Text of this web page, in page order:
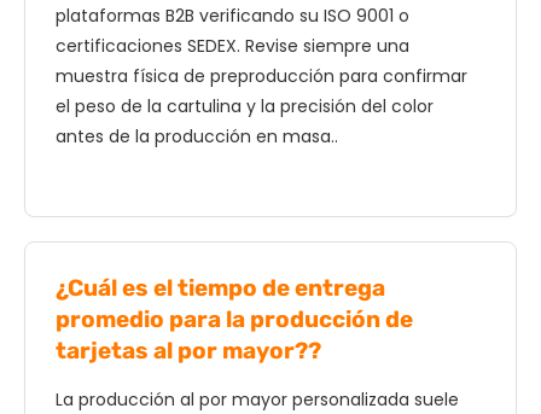
plataformas B2B verificando su ISO 9001 o
certificaciones SEDEX. Revise siempre una
muestra física de preproducción para confirmar
el peso de la cartulina y la precisión del color
antes de la producción en masa..
¿Cuál es el tiempo de entrega
promedio para la producción de
tarjetas al por mayor??
La producción al por mayor personalizada suele